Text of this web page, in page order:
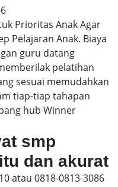
Prioritas Anak Agar
Pelajaran Anak. Biaya
guru datang
pelatihan
sesuai memudahkan
tiap-tiap tahapan
hub Winner
smp
dan akurat
atau 0818-0813-3086